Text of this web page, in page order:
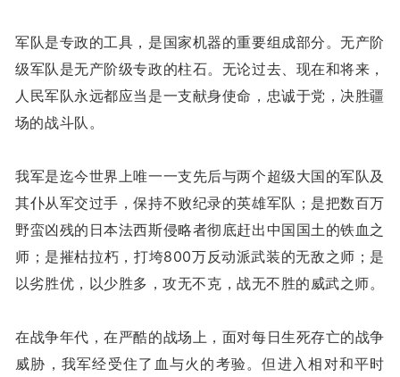
军队是专政的工具，是国家机器的重要组成部分。无产阶
级军队是无产阶级专政的柱石。无论过去、现在和将来，
人民军队永远都应当是一支献身使命，忠诚于党，决胜疆
场的战斗队。
我军是迄今世界上唯一一支先后与两个超级大国的军队及
其仆从军交过手，保持不败纪录的英雄军队；是把数百万
野蛮凶残的日本法西斯侵略者彻底赶出中国国土的铁血之
师；是摧枯拉朽，打垮800万反动派武装的无敌之师；是
以劣胜优，以少胜多，攻无不克，战无不胜的威武之师。
在战争年代，在严酷的战场上，面对每日生死存亡的战争
威胁，我军经受住了血与火的考验。但进入相对和平时